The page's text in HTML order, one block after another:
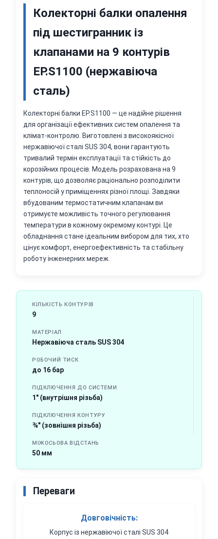
Колекторні балки опалення
під шестигранник із
клапанами на 9 контурів
EP.S1100 (нержавіюча
сталь)
Колекторні балки EP.S1100 — це надійне рішення
для організації ефективних систем опалення та
клімат-контролю. Виготовлені з високоякісної
нержавіючої сталі SUS 304, вони гарантують
тривалий термін експлуатації та стійкість до
корозійних процесів. Модель розрахована на 9
контурів, що дозволяє раціонально розподілити
теплоносій у приміщеннях різної площі. Завдяки
вбудованим термостатичним клапанам ви
отримуєте можливість точного регулювання
температури в кожному окремому контурі. Це
обладнання стане ідеальним вибором для тих, хто
цінує комфорт, енергоефективність та стабільну
роботу інженерних мереж.
КІЛЬКІСТЬ КОНТУРІВ
9
МАТЕРІАЛ
Нержавіюча сталь SUS 304
РОБОЧИЙ ТИСК
до 16 бар
ПІДКЛЮЧЕННЯ ДО СИСТЕМИ
1" (внутрішня різьба)
ПІДКЛЮЧЕННЯ КОНТУРУ
¾" (зовнішня різьба)
МІЖОСЬОВА ВІДСТАНЬ
50 мм
Переваги
Довговічність:
Корпус із нержавіючої сталі SUS 304